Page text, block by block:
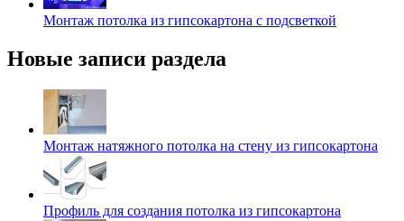
Монтаж потолка из гипсокартона с подсветкой
Новые записи раздела
Монтаж натяжного потолка на стену из гипсокартона
Профиль для создания потолка из гипсокартона